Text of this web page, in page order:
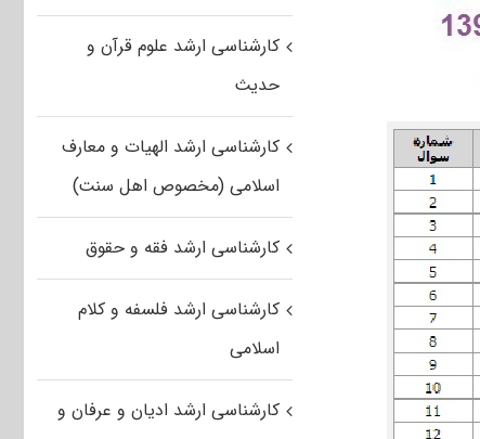
کارشناسی ارشد علوم قرآن و
حدیث
کارشناسی ارشد الهیات و معارف
اسلامی (مخصوص اهل سنت)
کارشناسی ارشد فقه و حقوق
کارشناسی ارشد فلسفه و کلام
اسلامی
کارشناسی ارشد ادیان و عرفان و